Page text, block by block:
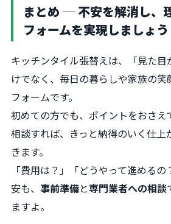
まとめ ─ 不安を解消し、
フォームを実現しましょう
キッチンタイル張替えは、「見た
けでなく、毎日の暮らしや家族の笑
フォームです。
初めての方でも、ポイントをおさえ
相談すれば、きっと納得のいく仕上
きます。
「費用は？」「どうやって進める
安も、 事前準備と専門業者への相談
ますよ。